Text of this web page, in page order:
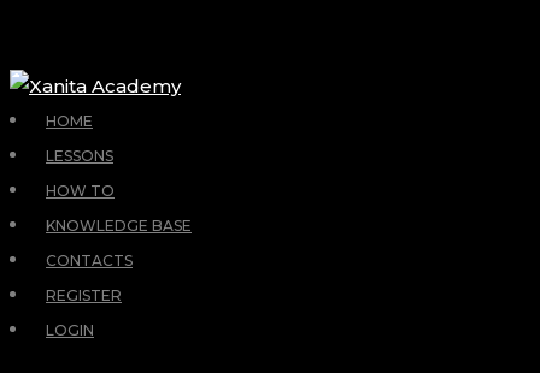
HOME
LESSONS
HOW TO
KNOWLEDGE BASE
CONTACTS
REGISTER
LOGIN